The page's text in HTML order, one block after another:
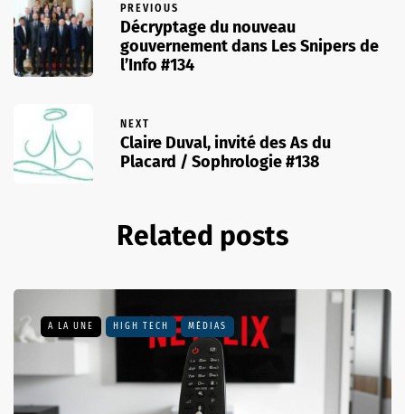
PREVIOUS
Décryptage du nouveau
gouvernement dans Les Snipers de
l’Info #134
NEXT
Claire Duval, invité des As du
Placard / Sophrologie #138
Related posts
A LA UNE HIGH TECH MÉDIAS